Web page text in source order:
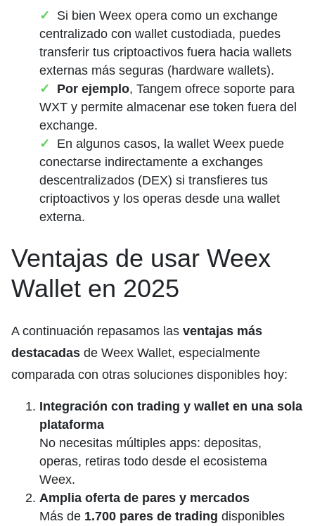
Si bien Weex opera como un exchange
centralizado con wallet custodiada, puedes
transferir tus criptoactivos fuera hacia wallets
externas más seguras (hardware wallets).
Por ejemplo, Tangem ofrece soporte para
WXT y permite almacenar ese token fuera del
exchange.
En algunos casos, la wallet Weex puede
conectarse indirectamente a exchanges
descentralizados (DEX) si transfieres tus
criptoactivos y los operas desde una wallet
externa.
Ventajas de usar Weex
Wallet en 2025
A continuación repasamos las ventajas más
destacadas de Weex Wallet, especialmente
comparada con otras soluciones disponibles hoy:
Integración con trading y wallet en una sola
plataforma
No necesitas múltiples apps: depositas,
operas, retiras todo desde el ecosistema
Weex.
Amplia oferta de pares y mercados
Más de 1.700 pares de trading disponibles